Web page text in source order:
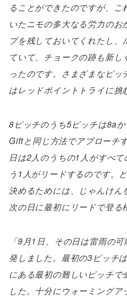
ることができたのですが、
いたニモの多大なる労力の
プを残しておいてくれたし
ていて、チョークの跡も新
ったのです。さまざまなピ
はレッドポイントトライに挑
8ピッチのうち5ピッチは8a
Giftと同じ方法でアプローチ
日は2人のうちの1人がすべ
う1人がリードするのです。
決めるためには、じゃんけん
次の日に最初にリードで登る
「9月1日、その日は雷雨の
発しました。最初の3ピッチ
にある最初の難しいピッチ
した。十分にウォーミングア